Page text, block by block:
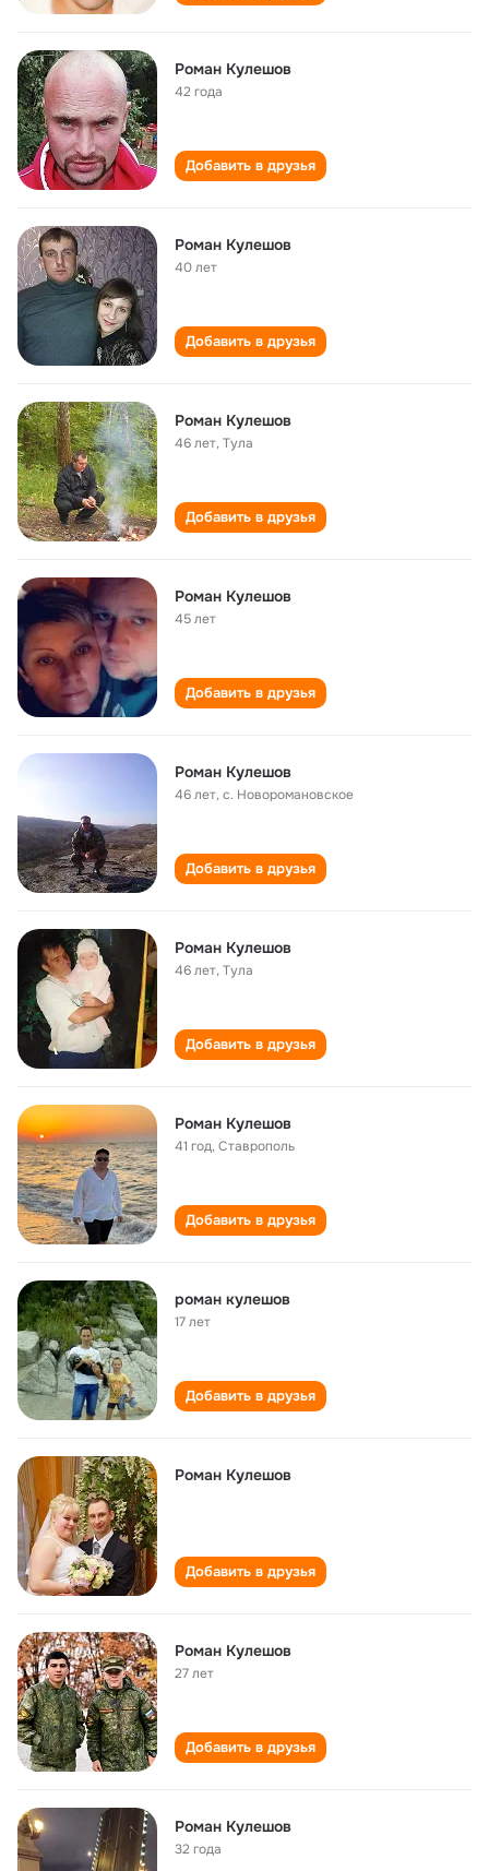
Роман Кулешов
42 года
Добавить в друзья
Роман Кулешов
40 лет
Добавить в друзья
Роман Кулешов
46 лет,Тула
Добавить в друзья
Роман Кулешов
45 лет
Добавить в друзья
Роман Кулешов
46 лет,с. Новоромановское
Добавить в друзья
Роман Кулешов
46 лет,Тула
Добавить в друзья
Роман Кулешов
41 год,Ставрополь
Добавить в друзья
роман кулешов
17 лет
Добавить в друзья
Роман Кулешов
Добавить в друзья
Роман Кулешов
27 лет
Добавить в друзья
Роман Кулешов
32 года